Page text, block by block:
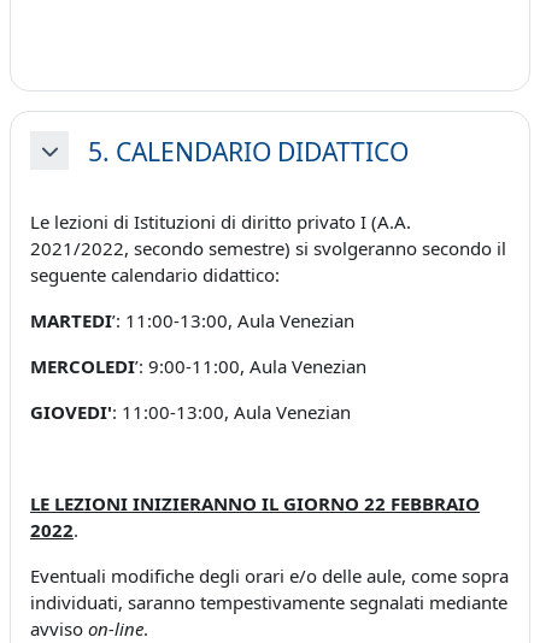
Minimizza5. CALENDARIO DIDATTICO
Le lezioni di Istituzioni di diritto privato I (A.A.
2021/2022, secondo semestre) si svolgeranno secondo il
seguente calendario didattico:
MARTEDI’: 11:00-13:00, Aula Venezian
MERCOLEDI’: 9:00-11:00, Aula Venezian
GIOVEDI': 11:00-13:00, Aula Venezian
LE LEZIONI INIZIERANNO IL GIORNO 22 FEBBRAIO
2022.
Eventuali modifiche degli orari e/o delle aule, come sopra
individuati, saranno tempestivamente segnalati mediante
avviso on-line.